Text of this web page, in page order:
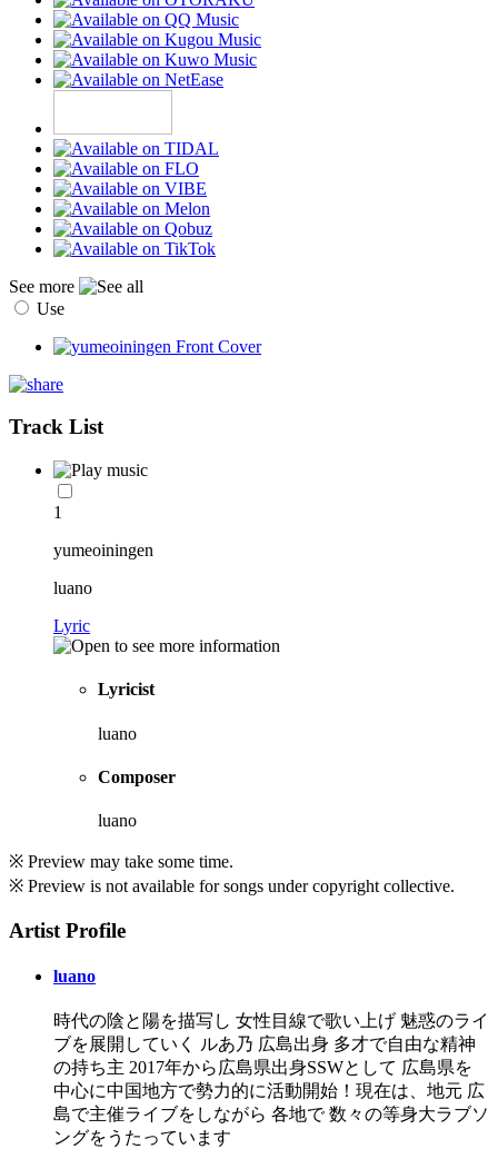
See more
Use
Track List
1
yumeoiningen
luano
Lyric
Lyricist
luano
Composer
luano
※ Preview may take some time.
※ Preview is not available for songs under copyright collective.
Artist Profile
luano
時代の陰と陽を描写し 女性目線で歌い上げ 魅惑のライ
ブを展開していく ルあ乃 広島出身 多才で自由な精神
の持ち主 2017年から広島県出身SSWとして 広島県を
中心に中国地方で勢力的に活動開始！ ​現在は、地元 広
島で主催ライブをしながら 各地で 数々の等身大ラブソ
ングをうたっています